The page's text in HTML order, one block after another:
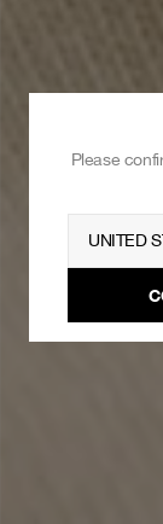
Please
UNITED